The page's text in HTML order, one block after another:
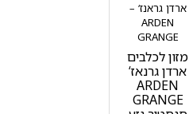
ארדן גראנז‘ –
ARDEN
GRANGE
מזון לכלבים
ארדן גרנאז‘
ARDEN
GRANGE